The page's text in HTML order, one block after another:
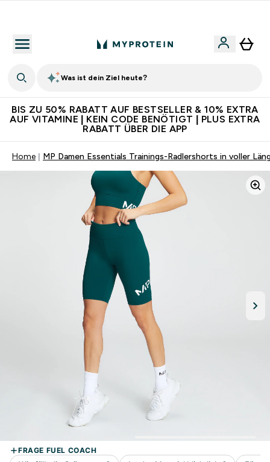
Was ist dein Ziel heute?
BIS ZU 50% RABATT AUF BESTSELLER & 10% EXTRA
AUF VITAMINE | KEIN CODE BENÖTIGT | PLUS EXTRA
RABATT ÜBER DIE APP
Home MP Damen Essentials Trainings-Radlershorts in voller